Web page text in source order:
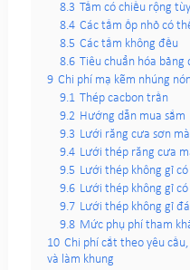
8.3 Tấm có chiều rộng
8.4 Các tấm ốp nhỏ có
8.5 Các tấm không đều
8.6 Tiêu chuẩn hóa bảng
9 Chi phí mạ kẽm nhúng
9.1 Thép cacbon trần
9.2 Hướng dẫn mua sắm
9.3 Lưới răng cưa sơn
9.4 Lưới thép răng cưa
9.5 Lưới thép không gỉ
9.6 Lưới thép không gỉ
9.7 Lưới thép không gỉ
9.8 Mức phụ phí tham
10 Chi phí cắt theo yêu
và làm khung